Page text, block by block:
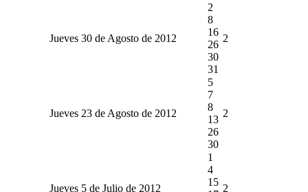
Jueves 30 de Agosto de 2012
2
8
16
26
30
31
2
Jueves 23 de Agosto de 2012
5
7
8
13
26
30
2
Jueves 5 de Julio de 2012
1
4
15
2